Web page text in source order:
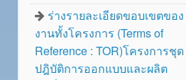
ร่างรายละเอียดขอบเขตของ
งานทั้งโครงการ (Terms of
Reference : TOR)โครงการชุด
ปฎิบัติการออกแบบและผลิต